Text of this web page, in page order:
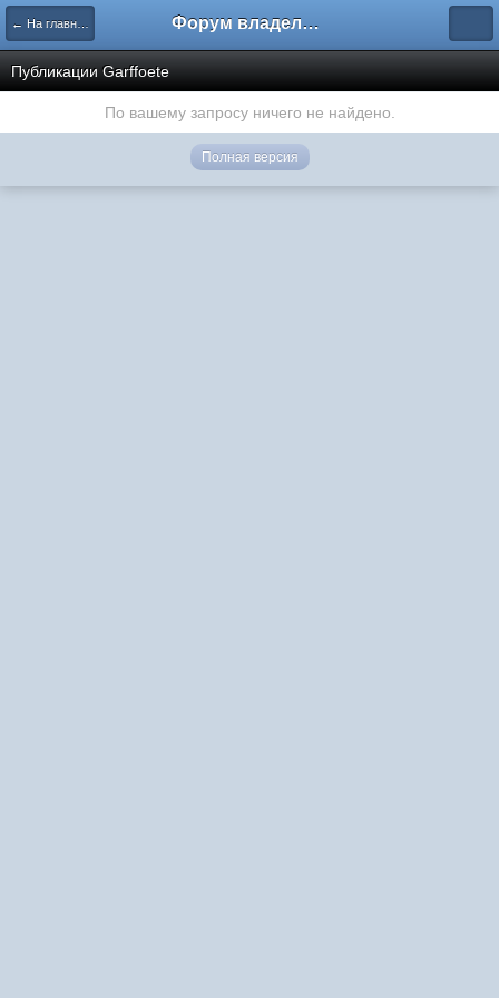
← На главную Форум владельцев интернет-магазинов
Публикации Garffoete
По вашему запросу ничего не найдено.
Полная версия